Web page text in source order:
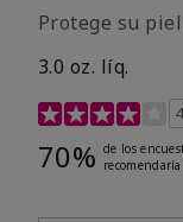
Protege su
3.0 oz. líq.
Calificación de
70% de los